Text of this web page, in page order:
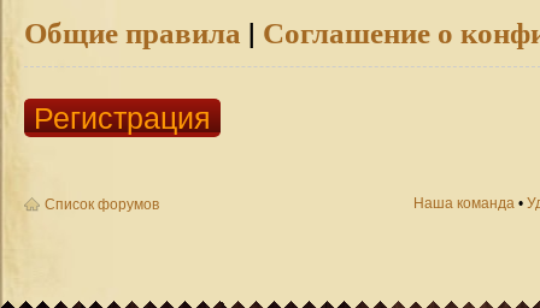
Общие правила | Соглашение о
Регистрация
Список форумов Наша команда •